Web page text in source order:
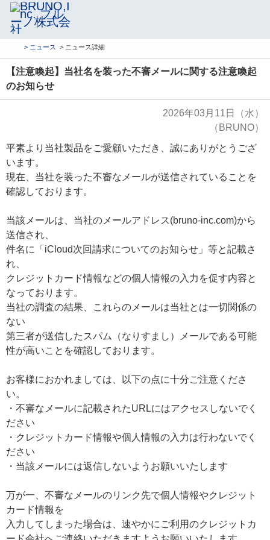
> ニュース > ニュース詳細
【注意喚起】当社名を装った不審メールに関する注意喚起
のお知らせ
2026年03月11日（水）
（BRUNO）
平素より当社製品をご愛顧いただき、誠にありがとうござ
います。
現在、当社を装った不審なメールが送信されていることを
確認しております。
当該メールは、当社のメールアドレス(bruno-inc.com)から
送信され、
件名に「iCloud次回請求についてのお知らせ」等と記載さ
れ、
クレジットカード情報などの個人情報の入力を促す内容と
なっております。
当社の調査の結果、これらのメールは当社とは一切関係の
ない
第三者が送信したスパム（なりすまし）メールである可能
性が高いことを確認しております。
お客様におかれましては、以下の点に十分ご注意くださ
い。
・不審なメールに記載されたURLにはアクセスしないでく
ださい
・クレジットカード情報や個人情報の入力は行わないでく
ださい
・当該メールには返信しないようお願いいたします
万が一、不審なメールのリンク先で個人情報やクレジット
カード情報を
入力してしまった場合は、速やかにご利用のクレジットカ